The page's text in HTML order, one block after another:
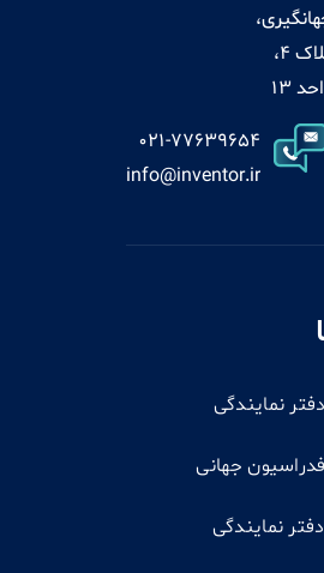
پلاک 4،
13
021-77639654
info@inventor.ir
نمایندگی
جهانی
نمایندگی